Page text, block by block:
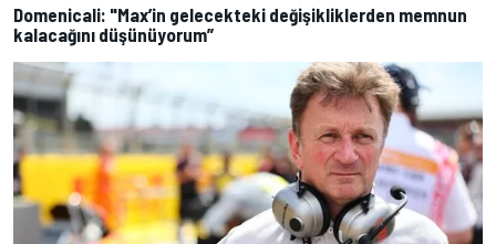
Domenicali: "Max’in gelecekteki değişikliklerden memnun
kalacağını düşünüyorum”